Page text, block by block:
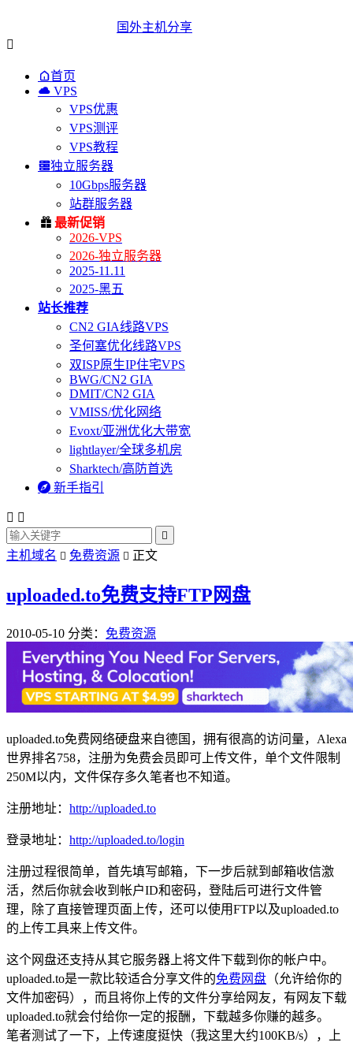
国外主机分享

首页
 VPS
VPS优惠
VPS测评
VPS教程
独立服务器
10Gbps服务器
站群服务器
 最新促销
2026-VPS
2026-独立服务器
2025-11.11
2025-黑五
站长推荐
CN2 GIA线路VPS
圣何塞优化线路VPS
双ISP原生IP住宅VPS
BWG/CN2 GIA
DMIT/CN2 GIA
VMISS/优化网络
Evoxt/亚洲优化大带宽
lightlayer/全球多机房
Sharktech/高防首选
 新手指引
 

主机域名  免费资源  正文
uploaded.to免费支持FTP网盘
2010-05-10 分类： 免费资源
uploaded.to免费网络硬盘来自德国，拥有很高的访问量，Alexa
世界排名758，注册为免费会员即可上传文件，单个文件限制
250M以内，文件保存多久笔者也不知道。
注册地址： http://uploaded.to
登录地址： http://uploaded.to/login
注册过程很简单，首先填写邮箱，下一步后就到邮箱收信激
活，然后你就会收到帐户ID和密码，登陆后可进行文件管
理，除了直接管理页面上传，还可以使用FTP以及uploaded.to
的上传工具来上传文件。
这个网盘还支持从其它服务器上将文件下载到你的帐户中。
uploaded.to是一款比较适合分享文件的免费网盘 （允许给你的
文件加密码），而且将你上传的文件分享给网友，有网友下载
uploaded.to就会付给你一定的报酬，下载越多你赚的越多。
笔者测试了一下，上传速度挺快（我这里大约100KB/s），上